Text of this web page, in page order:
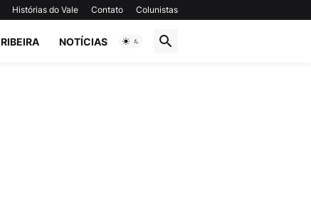
Histórias do Vale Contato Colunistas
NOTÍCIAS